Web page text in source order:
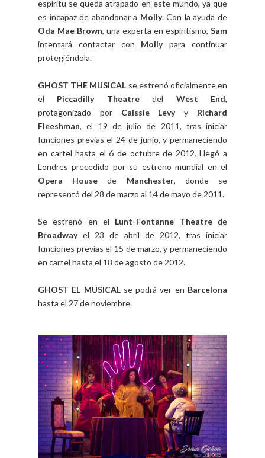
espíritu se queda atrapado en este mundo, ya que
es incapaz de abandonar a Molly. Con la ayuda de
Oda Mae Brown, una experta en espiritismo, Sam
intentará contactar con Mollypara continuar
protegiéndola.
GHOST THE MUSICAL se estrenó oficialmente en
el Piccadilly Theatredel West End,
protagonizado por Caissie Levyy Richard
Fleeshman, el 19 de julio de 2011, tras iniciar
funciones previas el 24 de junio, y permaneciendo
en cartel hasta el 6 de octubre de 2012. Llegó a
Londres precedido por su estreno mundial en el
Opera House de Manchester, donde se
representó del 28 de marzo al 14 de mayo de 2011.
Se estrenó en el Lunt-Fontanne Theatrede
Broadwayel 23 de abril de 2012, tras iniciar
funciones previas el 15 de marzo, y permaneciendo
en cartel hasta el 18 de agosto de 2012.
GHOST EL MUSICALse podrá ver en Barcelona
hasta el 27 de noviembre.